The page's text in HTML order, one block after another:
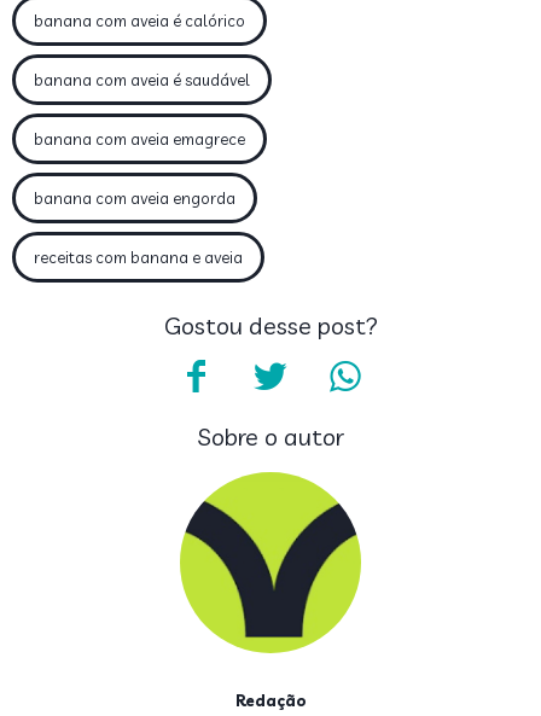
banana com aveia é calórico
banana com aveia é saudável
banana com aveia emagrece
banana com aveia engorda
receitas com banana e aveia
Gostou desse post?
Sobre o autor
Redação